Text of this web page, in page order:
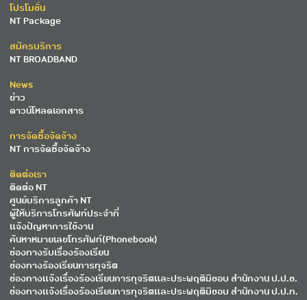
โปรโมชั่น
NT Package
สมัครบริการ
NT BROADBAND
News
ข่าว
ดาวน์โหลดเอกสาร
การจัดซื้อจัดจ้าง
NT การจัดซื้อจัดจ้าง
ติดต่อเรา
ติดต่อ NT
ศูนย์บริการลูกค้า NT
ผู้ให้บริการโทรศัพท์ประจำที่
แจ้งปัญหาการใช้งาน
ค้นหาหมายเลขโทรศัพท์(Phonebook)
ช่องทางรับเรื่องร้องเรียน
ช่องทางร้องเรียนการทุจริต
ช่องทางแจ้งเรื่องร้องเรียนการทุจริตและประพฤติมิชอบ สำนักงาน ป.ป.ช.
ช่องทางแจ้งเรื่องร้องเรียนการทุจริตและประพฤติมิชอบ สำนักงาน ป.ป.ท.